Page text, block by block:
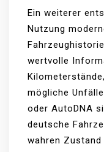
Ein weiterer
Nutzung
wertvolle
mögliche
oder AutoDNA
deutsche
wahren Zustand